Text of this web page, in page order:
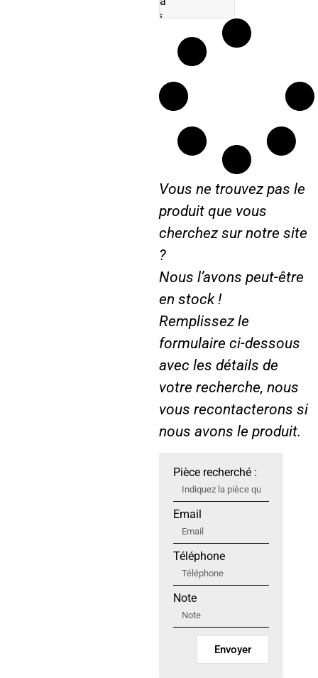
i
0
6
m
m
Vous ne trouvez pas le
produit que vous
cherchez sur notre site
?
Nous l’avons peut-être
en stock !
Remplissez le
formulaire ci-dessous
avec les détails de
votre recherche, nous
vous recontacterons si
nous avons le produit.
Pièce recherché :
Email
Téléphone
Note
Envoyer